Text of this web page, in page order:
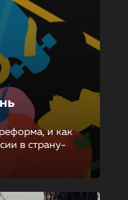
и как
в страну-